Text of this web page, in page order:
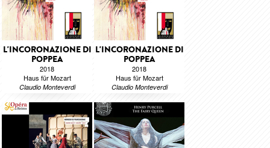
L'INCORONAZIONE DI
POPPEA
2018
Haus für Mozart
Claudio Monteverdi
L'INCORONAZIONE DI
POPPEA
2018
Haus für Mozart
Claudio Monteverdi